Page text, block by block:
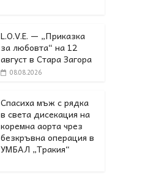
L.O.V.E. — „Приказка
за любовта“ на 12
август в Стара Загора
08.08.2026
Спасиха мъж с рядка
в света дисекация на
коремна аорта чрез
безкръвна операция в
УМБАЛ „Тракия“